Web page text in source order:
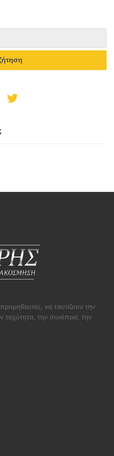
να ταυτίζουν την
ταχύτητα, την συνέπεια, την